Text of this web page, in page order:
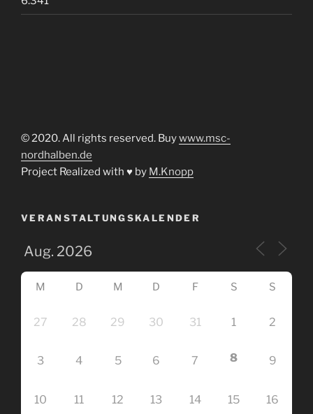
© 2020. All rights reserved. Buywww.msc-
nordhalben.de
Project Realized with ♥ by M.Knopp
VERANSTALTUNGSKALENDER
M D M D F S S
27 28 29 30 31 1 2
3 4 5 6 7 8 9
10 11 12 13 14 15 16